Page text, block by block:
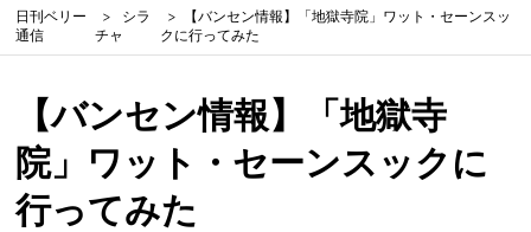
日刊ベリー
通信
シラ
チャ
【バンセン情報】「地獄寺院」ワット・セーンスッ
クに行ってみた
【バンセン情報】「地獄寺
院」ワット・セーンスックに
行ってみた